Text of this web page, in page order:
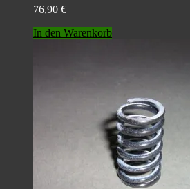
76,90 €
In den Warenkorb